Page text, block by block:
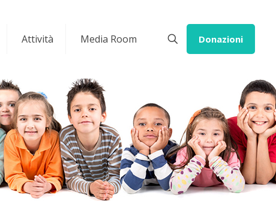
Attività Media Room Donazioni